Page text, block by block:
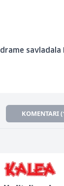
KOMENTARI